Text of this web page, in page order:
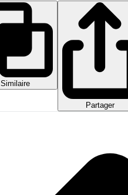
Similaire
Partager